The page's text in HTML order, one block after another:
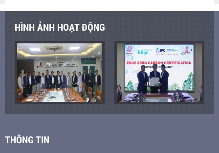
HÌNH ẢNH HOẠT ĐỘNG
THÔNG TIN